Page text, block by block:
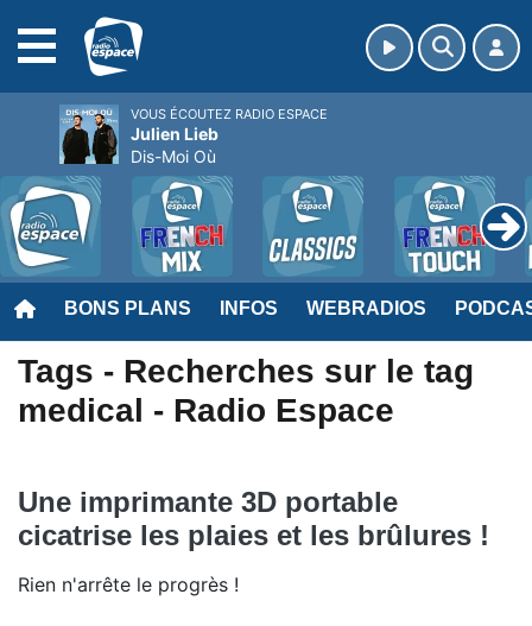
BONS PLANS INFOS WEBRADIOS
Tags - Recherches sur le tag
medical - Radio Espace
Une imprimante 3D portable
cicatrise les plaies et les brûlures !
Rien n'arrête le progrès !
VOUS ÉCOUTEZ RADIO ESPACE
Julien Lieb
Dis-Moi Où